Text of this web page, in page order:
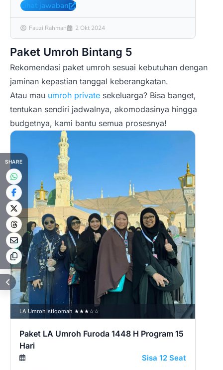
Lihat jawaban
Fauzi Rahman 2 Okt 2024
Paket Umroh Bintang 5
Rekomendasi paket umroh sesuai kebutuhan dengan
jaminan kepastian tanggal keberangkatan.
Atau mau umroh private sekeluarga? Bisa banget,
tentukan sendiri jadwalnya, akomodasinya hingga
budgetnya, kami bantu semua prosesnya!
LA Umroh Istiqomah ★★★☆☆
Paket LA Umroh Furoda 1448 H Program 15
Hari
Sisa 12 Seat
SHARE